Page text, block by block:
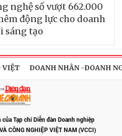
nghệ số vượt 662.000
động lực cho doanh
sáng tạo
VIỆT DOANH NHÂN -DOANH
Tạp chí Diễn đàn Doanh nghiệp
CÔNG NGHIỆP VIỆT NAM (VCCI)